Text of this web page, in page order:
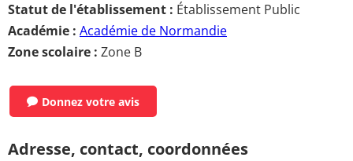
Statut de l'établissement : Établissement Public
Académie : Académie de Normandie
Zone scolaire : Zone B
Donnez votre avis
Adresse, contact, coordonnées